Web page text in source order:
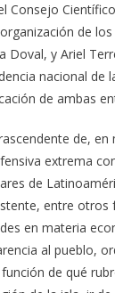
Consejo
de
Doval, y Ariel
nacional de
de ambas
de,
extrema
de
entre otros
en materia
al pueblo,
de qué